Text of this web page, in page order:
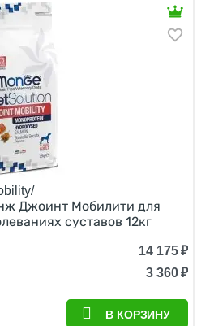
Джоинт Мобилити для
суставов 12кг
14 175₽
3 360₽
В КОРЗИНУ